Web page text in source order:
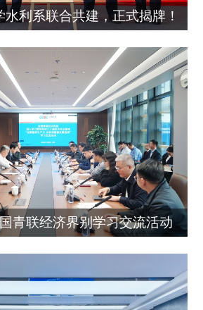
利系联合共建，正式揭牌！
青联经济界别学习交流活动